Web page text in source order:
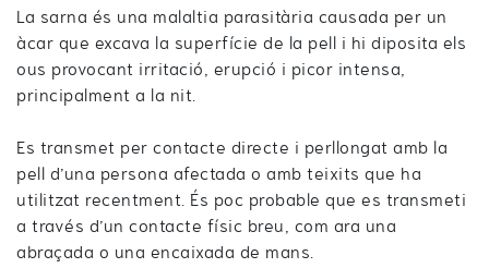
La sarna és una malaltia parasitària causada per un
àcar que excava la superfície de la pell i hi diposita els
ous provocant irritació, erupció i picor intensa,
principalment a la nit.
Es transmet per contacte directe i perllongat amb la
pell d’una persona afectada o amb teixits que ha
utilitzat recentment. És poc probable que es transmeti
a través d’un contacte físic breu, com ara una
abraçada o una encaixada de mans.